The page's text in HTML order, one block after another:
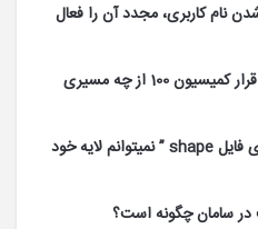
نام کاربری، مجدد آن را فعال
{Model.ZoneCeo} در چاپ قرار کمیسیون 100 از چه مسیری
چرا با استفاده از گزینه “بارگذاری فایل shape ” نمیتوانم لایه خود
سامان چگونه است؟